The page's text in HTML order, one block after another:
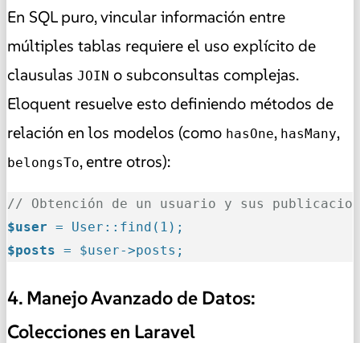
En SQL puro, vincular información entre
múltiples tablas requiere el uso explícito de
clausulas JOIN o subconsultas complejas.
Eloquent resuelve esto definiendo métodos de
relación en los modelos (como hasOne, hasMany,
belongsTo, entre otros):
// Obtención de un usuario y sus
$user = User::find(1);
$posts = $user->posts;
4. Manejo Avanzado de Datos:
Colecciones en Laravel